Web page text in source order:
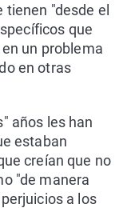
"desde el
que
un problema
en otras
años les han
estaban
creían que no
"de manera
a los